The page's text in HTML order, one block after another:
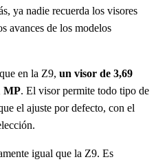
ya nadie recuerda los visores
avances de los modelos
en la Z9, un visor de 3,69
MP. El visor permite todo tipo de
el ajuste por defecto, con el
igual que la Z9. Es